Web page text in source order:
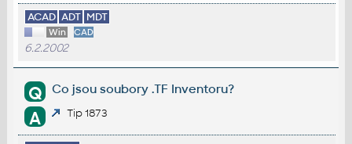
ACAD ADT MDT
Win CAD
6.2.2002
Q Co jsou soubory .TF Inventoru?
A Tip 1873